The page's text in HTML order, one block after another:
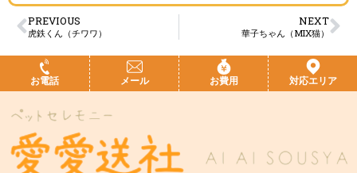
PREVIOUS
虎鉄くん（チワワ）
NEXT
華子ちゃん（MIX猫）
お電話 メール お費用 対応エリア